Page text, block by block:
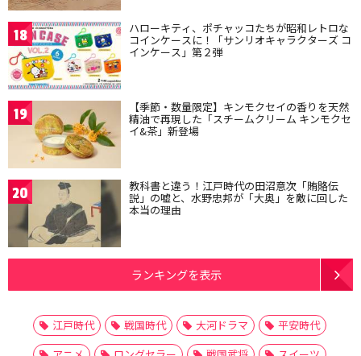
18 ハローキティ、ポチャッコたちが昭和レトロな
コインケースに！「サンリオキャラクターズ コ
インケース」第２弾
19 【季節・数量限定】キンモクセイの香りを天然
精油で再現した「スチームクリーム キンモクセ
イ&茶」新登場
20 教科書と違う！江戸時代の田沼意次「賄賂伝
説」の嘘と、水野忠邦が「大奥」を敵に回した
本当の理由
ランキングを表示
江戸時代 戦国時代 大河ドラマ
平安時代